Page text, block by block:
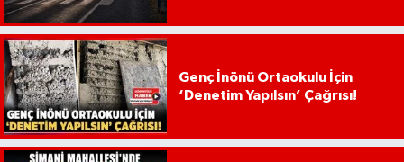
Genç İnönü Ortaokulu İçin
‘Denetim Yapılsın’ Çağrısı!